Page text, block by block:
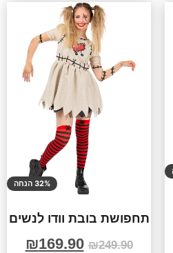
32% הנחה
תחפושת בובת וודו לנשים
₪249.90
₪169.90